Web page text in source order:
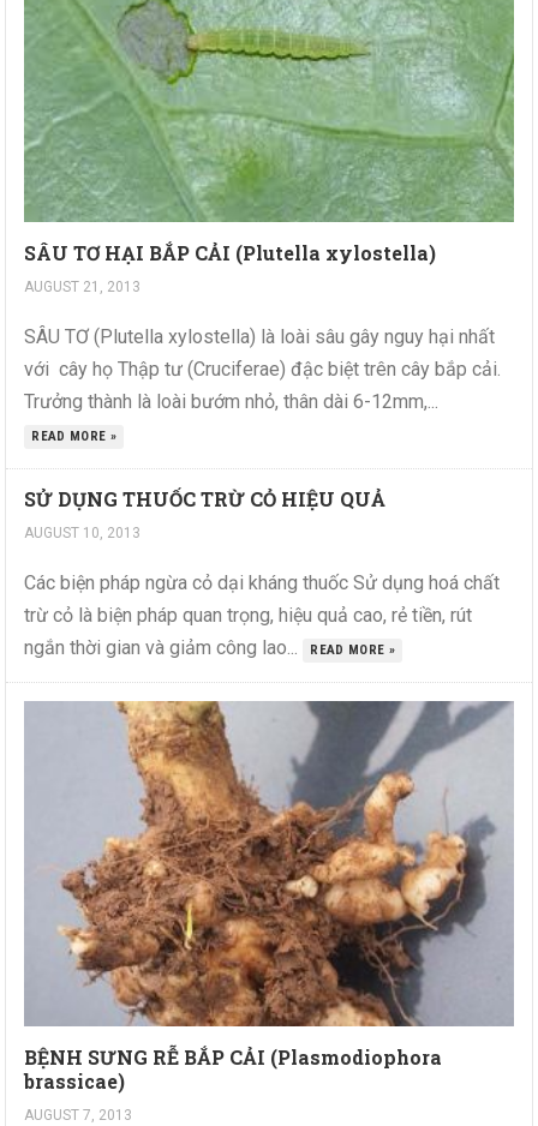
SÂU TƠ HẠI BẮP CẢI (Plutella xylostella)
AUGUST 21, 2013
SÂU TƠ (Plutella xylostella) là loài sâu gây nguy hại nhất
với cây họ Thập tư (Cruciferae) đậc biệt trên cây bắp cải.
Trưởng thành là loài bướm nhỏ, thân dài 6-12mm,...
READ MORE »
SỬ DỤNG THUỐC TRỪ CỎ HIỆU QUẢ
AUGUST 10, 2013
Các biện pháp ngừa cỏ dại kháng thuốc Sử dụng hoá chất
trừ cỏ là biện pháp quan trọng, hiệu quả cao, rẻ tiền, rút
ngắn thời gian và giảm công lao...
READ MORE »
BỆNH SƯNG RỄ BẮP CẢI (Plasmodiophora
brassicae)
AUGUST 7, 2013